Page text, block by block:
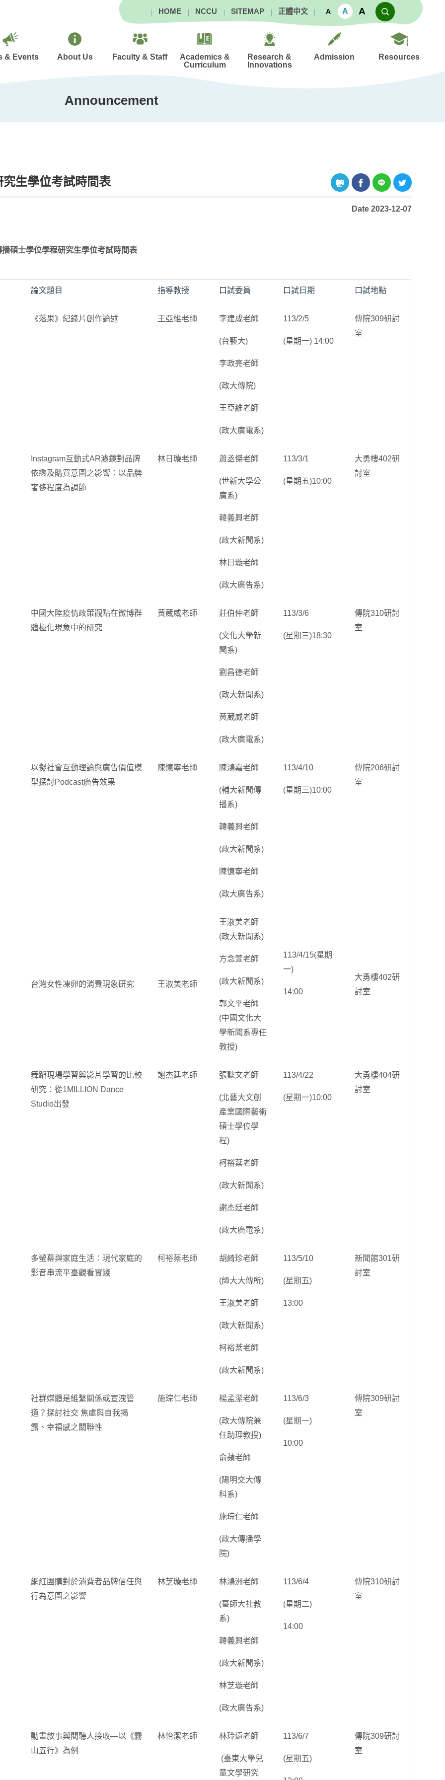
HOME NCCU SITEMAP 正體中文 A A A
& Events About Us Faculty & Staff
Academics &
Curriculum
Research &
Innovations
Admission Resources
Announcement
究生學位考試時間表
Date 2023-12-07
士學位學程研究生學位考試時間表
論文題目 指導教授 口試委員 口試日期 口試地點
《落果》紀錄片創作論述 王亞維老師 李建成老師
(台藝大)
李政亮老師
(政大傳院)
王亞維老師
(政大廣電系)
113/2/5
(星期一) 14:00
傳院309研討
室
Instagram互動式AR濾鏡對品牌
依戀及購買意圖之影響：以品牌
奢侈程度為調節
林日璇老師 蕭丞傑老師
(世新大學公
廣系)
韓義興老師
(政大新聞系)
林日璇老師
(政大廣告系)
113/3/1
(星期五)10:00
大勇樓402研
討室
中國大陸疫情政策觀點在微博群
體極化現象中的研究
黃葳威老師 莊伯仲老師
(文化大學新
聞系)
劉昌德老師
(政大新聞系)
黃葳威老師
(政大廣電系)
113/3/6
(星期三)18:30
傳院310研討
室
以擬社會互動理論與廣告價值模
型探討Podcast廣告效果
陳憶寧老師 陳鴻嘉老師
(輔大新聞傳
播系)
韓義興老師
(政大新聞系)
陳憶寧老師
(政大廣告系)
113/4/10
(星期三)10:00
傳院206研討
室
台灣女性凍卵的消費現象研究 王淑美老師
王淑美老師
(政大新聞系)
方念萱老師
(政大新聞系)
郭文平老師
(中國文化大
學新聞系專任
教授)
113/4/15(星期
一)
14:00
大勇樓402研
討室
舞蹈現場學習與影片學習的比較
研究：從1MILLION Dance
Studio出發
謝杰廷老師 張懿文老師
(北藝大文創
產業國際藝術
碩士學位學
程)
柯裕棻老師
(政大新聞系)
謝杰廷老師
(政大廣電系)
113/4/22
(星期一)10:00
大勇樓404研
討室
多螢幕與家庭生活：現代家庭的
影音串流平臺觀看實踐
柯裕棻老師 胡綺珍老師
(師大大傳所)
王淑美老師
(政大新聞系)
柯裕棻老師
(政大新聞系)
113/5/10
(星期五)
13:00
新聞館301研
討室
社群媒體是維繫關係或宣洩管
道？探討社交 焦慮與自我揭
露、幸福感之關聯性
施琮仁老師 楊孟潔老師
(政大傳院兼
任助理教授)
俞蘋老師
(陽明交大傳
科系)
施琮仁老師
(政大傳播學
院)
113/6/3
(星期一)
10:00
傳院309研討
室
網紅團購對於消費者品牌信任與
行為意圖之影響
林芝璇老師 林鴻洲老師
(臺師大社教
系)
韓義興老師
(政大新聞系)
林芝璇老師
(政大廣告系)
113/6/4
(星期二)
14:00
傳院310研討
室
動畫敘事與閱聽人接收—以《霧
山五行》為例
林怡潔老師 林玲遠老師
(臺東大學兒
童文學研究
113/6/7
(星期五)
傳院309研討
室